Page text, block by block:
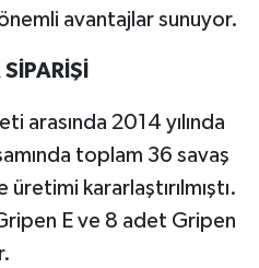
avantajlar sunuyor.
arasında 2014 yılında
toplam 36 savaş
üretimi kararlaştırılmıştı.
E ve 8 adet Gripen